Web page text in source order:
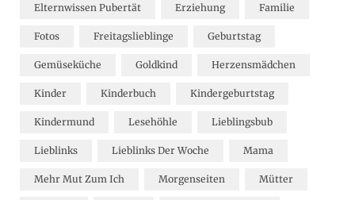
Elternwissen Pubertät Erziehung Familie
Fotos Freitagslieblinge Geburtstag
Gemüseküche Goldkind Herzensmädchen
Kinder Kinderbuch Kindergeburtstag
Kindermund Lesehöhle Lieblingsbub
Lieblinks Lieblinks Der Woche Mama
Mehr Mut Zum Ich Morgenseiten Mütter